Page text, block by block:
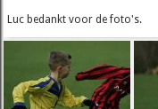
Luc bedankt voor de foto's.